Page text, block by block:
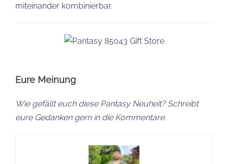
miteinander kombinierbar.
Eure Meinung
Wie gefällt euch diese Pantasy Neuheit? Schreibt
eure Gedanken gern in die Kommentare.